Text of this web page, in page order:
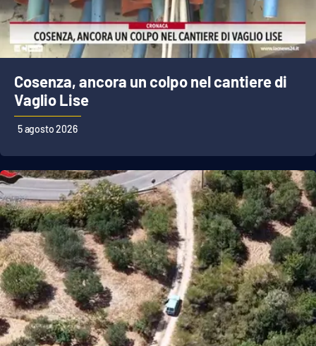
Cosenza, ancora un colpo nel cantiere di
Vaglio Lise
5 agosto 2026